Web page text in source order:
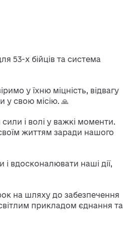
53-х бійців та система
у їхню міцність, відвагу
у свою місію. 🙏
і волі у важкі моменти.
життям заради нашого
вдосконалювати наші дії,
на шляху до забезпечення
прикладом єднання та